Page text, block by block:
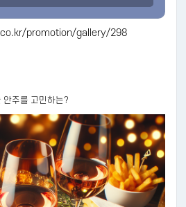
promotion/gallery/298
안주를 고민하는?